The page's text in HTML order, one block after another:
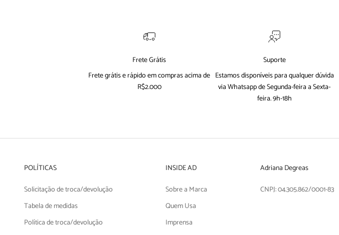
Frete Grátis
Frete grátis e rápido em compras acima de
R$2.000
Suporte
Estamos disponíveis para qualquer dúvida
viaWhatsappde Segunda-feira a Sexta-
feira. 9h-18h
POLÍTICAS
Solicitação de troca/devolução
Tabela de medidas
Política de troca/devolução
INSIDE AD
Sobre a Marca
Quem Usa
Imprensa
Adriana Degreas
CNPJ: 04.305.862/0001-83